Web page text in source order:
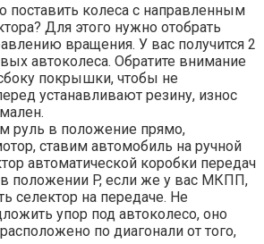
поставить колеса с направленным
Для этого нужно отобрать
вращения. У вас получится 2
автоколеса. Обратите внимание
покрышки, чтобы не
устанавливают резину, износ
руль в положение прямо,
ставим автомобиль на ручной
автоматической коробки передач
положении P, если же у вас МКПП,
селектор на передаче. Не
упор под автоколесо, оно
по диагонали от того,